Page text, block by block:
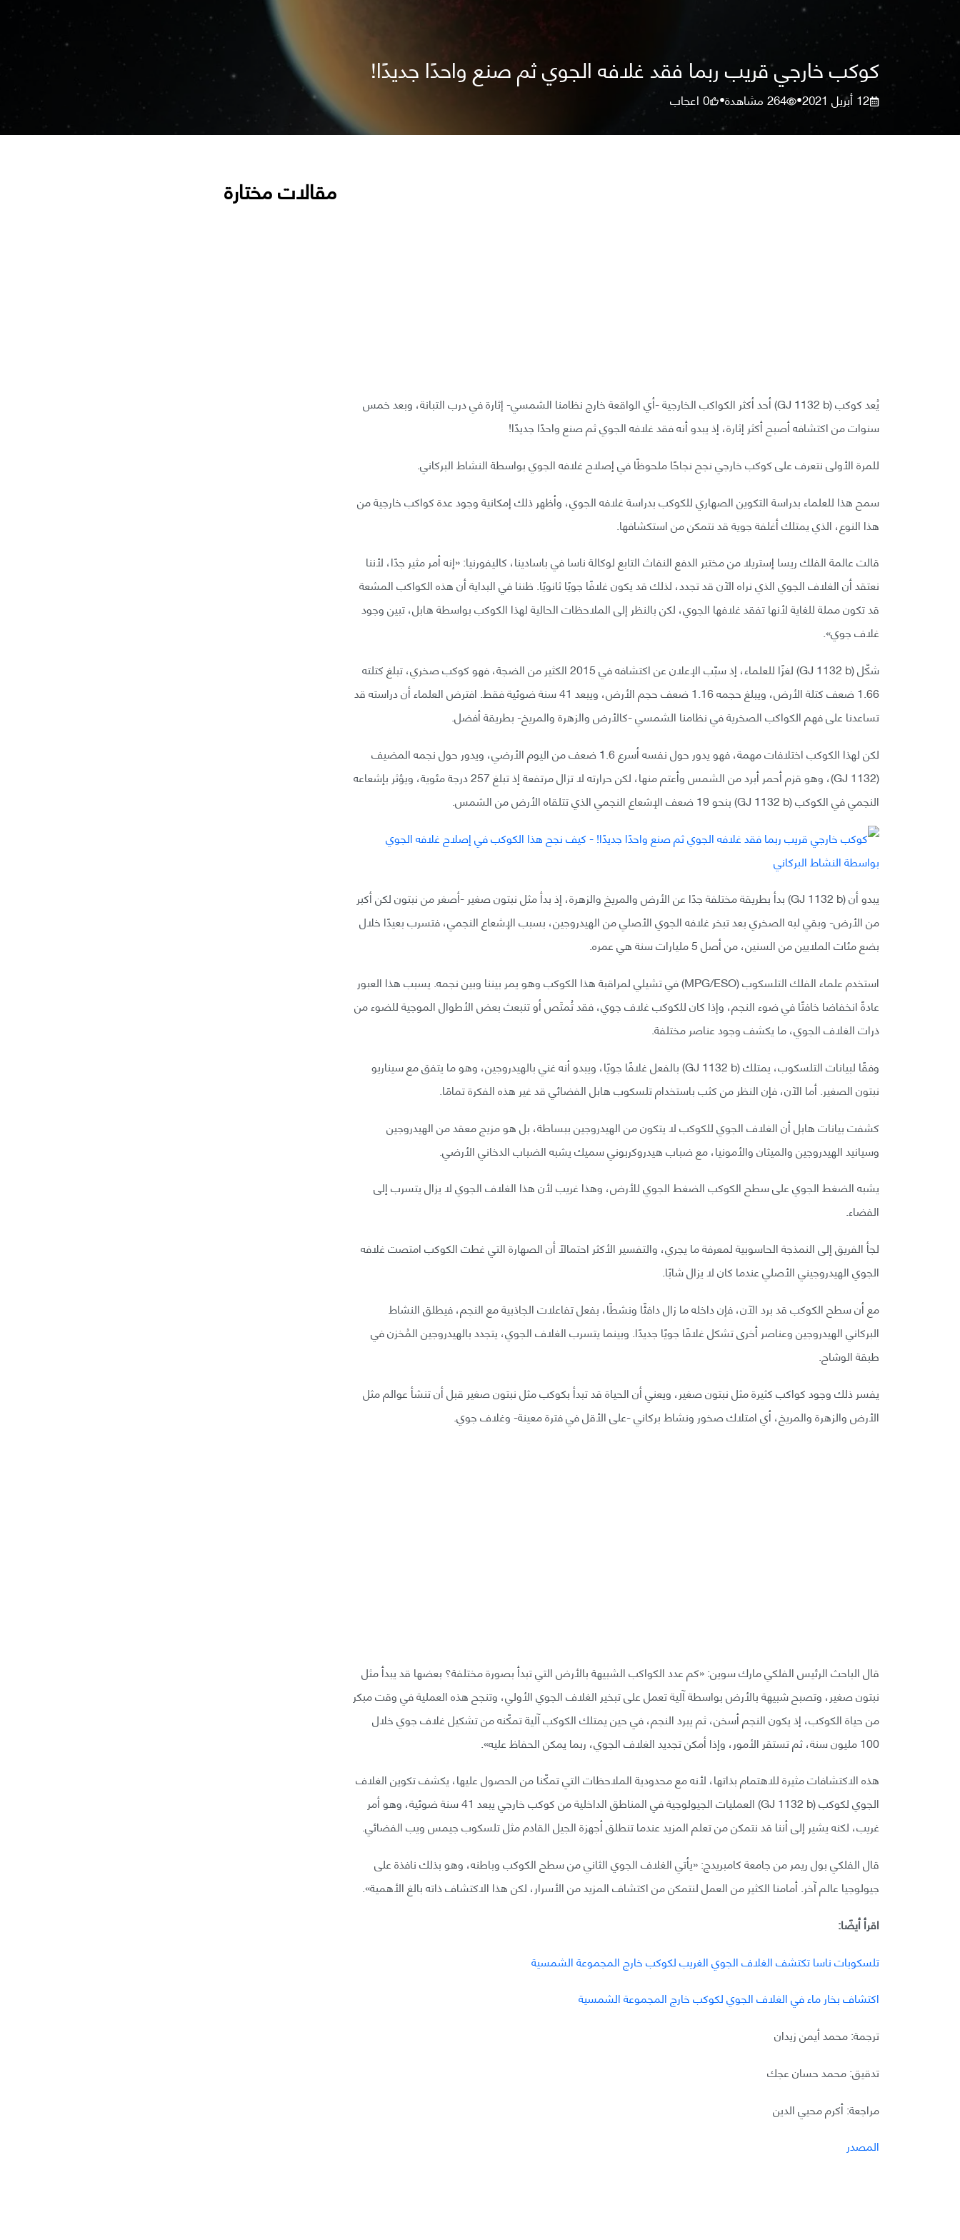
كوكب خارجي قريب ربما فقد غلافه الجوي ثم صنع واحدًا جديدًا!
12 أبريل 2021 •
264مشاهدة•
0اعجاب
يُعد كوكب (GJ 1132 b) أحد أكثر الكواكب الخارجية -أي الواقعة خارج نظامنا الشمسي- إثارة في درب التبانة، وبعد خمس
سنوات من اكتشافه أصبح أكثر إثارة، إذ يبدو أنه فقد غلافه الجوي ثم صنع واحدًا جديدًا!
للمرة الأولى نتعرف على كوكب خارجي نجح نجاحًا ملحوظًا في إصلاح غلافه الجوي بواسطة النشاط البركاني.
سمح هذا للعلماء بدراسة التكوين الصهاري للكوكب بدراسة غلافه الجوي، وأظهر ذلك إمكانية وجود عدة كواكب خارجية من
هذا النوع، الذي يمتلك أغلفة جوية قد نتمكن من استكشافها.
قالت عالمة الفلك ريسا إستريلا من مختبر الدفع النفاث التابع لوكالة ناسا في باسادينا، كاليفورنيا: «إنه أمر مثير جدًا، لأننا
نعتقد أن الغلاف الجوي الذي نراه الآن قد تجدد، لذلك قد يكون غلافًا جويًا ثانويًا. ظننا في البداية أن هذه الكواكب المشعة
قد تكون مملة للغاية لأنها تفقد غلافها الجوي، لكن بالنظر إلى الملاحظات الحالية لهذا الكوكب بواسطة هابل، تبين وجود
غلاف جوي».
شكّل (GJ 1132 b) لغزًا للعلماء، إذ سبّب الإعلان عن اكتشافه في 2015 الكثير من الضجة، فهو كوكب صخري، تبلغ كتلته
1.66 ضعف كتلة الأرض، ويبلغ حجمه 1.16 ضعف حجم الأرض، ويبعد 41 سنة ضوئية فقط. افترض العلماء أن دراسته قد
تساعدنا على فهم الكواكب الصخرية في نظامنا الشمسي -كالأرض والزهرة والمريخ- بطريقة أفضل.
لكن لهذا الكوكب اختلافات مهمة، فهو يدور حول نفسه أسرع 1.6 ضعف من اليوم الأرضي، ويدور حول نجمه المضيف
(GJ 1132)، وهو قزم أحمر أبرد من الشمس وأعتم منها، لكن حرارته لا تزال مرتفعة إذ تبلغ 257 درجة مئوية، ويؤثر بإشعاعه
النجمي في الكوكب (GJ 1132 b) بنحو 19 ضعف الإشعاع النجمي الذي تتلقاه الأرض من الشمس.
يبدو أن (GJ 1132 b) بدأ بطريقة مختلفة جدًا عن الأرض والمريخ والزهرة، إذ بدأ مثل نبتون صغير -أصغر من نبتون لكن أكبر
من الأرض- وبقي لبه الصخري بعد تبخر غلافه الجوي الأصلي من الهيدروجين، بسبب الإشعاع النجمي، فتسرب بعيدًا خلال
بضع مئات الملايين من السنين، من أصل 5 مليارات سنة هي عمره.
استخدم علماء الفلك التلسكوب (MPG/ESO) في تشيلي لمراقبة هذا الكوكب وهو يمر بيننا وبين نجمه. يسبب هذا العبور
عادةً انخفاضا خافتًا في ضوء النجم، وإذا كان للكوكب غلاف جوي، فقد تُمتَص أو تنبعث بعض الأطوال الموجية للضوء من
ذرات الغلاف الجوي، ما يكشف وجود عناصر مختلفة.
وفقًا لبيانات التلسكوب، يمتلك (GJ 1132 b) بالفعل غلافًا جويًا، ويبدو أنه غني بالهيدروجين، وهو ما يتفق مع سيناريو
نبتون الصغير. أما الآن، فإن النظر من كثب باستخدام تلسكوب هابل الفضائي قد غير هذه الفكرة تمامًا.
كشفت بيانات هابل أن الغلاف الجوي للكوكب لا يتكون من الهيدروجين ببساطة، بل هو مزيج معقد من الهيدروجين
وسيانيد الهيدروجين والميثان والأمونيا، مع ضباب هيدروكربوني سميك يشبه الضباب الدخاني الأرضي.
يشبه الضغط الجوي على سطح الكوكب الضغط الجوي للأرض، وهذا غريب لأن هذا الغلاف الجوي لا يزال يتسرب إلى
الفضاء.
لجأ الفريق إلى النمذجة الحاسوبية لمعرفة ما يجري، والتفسير الأكثر احتمالًا أن الصهارة التي غطت الكوكب امتصت غلافه
الجوي الهيدروجيني الأصلي عندما كان لا يزال شابًا.
مع أن سطح الكوكب قد برد الآن، فإن داخله ما زال دافئًا ونشطًا، بفعل تفاعلات الجاذبية مع النجم، فيطلق النشاط
البركاني الهيدروجين وعناصر أخرى تشكل غلافًا جويًا جديدًا. وبينما يتسرب الغلاف الجوي، يتجدد بالهيدروجين المُخزن في
طبقة الوشاح.
يفسر ذلك وجود كواكب كثيرة مثل نبتون صغير، ويعني أن الحياة قد تبدأ بكوكب مثل نبتون صغير قبل أن تنشأ عوالم مثل
الأرض والزهرة والمريخ، أي امتلاك صخور ونشاط بركاني -على الأقل في فترة معينة- وغلاف جوي.
قال الباحث الرئيس الفلكي مارك سوين: «كم عدد الكواكب الشبيهة بالأرض التي تبدأ بصورة مختلفة؟ بعضها قد يبدأ مثل
نبتون صغير، وتصبح شبيهة بالأرض بواسطة آلية تعمل على تبخير الغلاف الجوي الأولي، وتنجح هذه العملية في وقت مبكر
من حياة الكوكب، إذ يكون النجم أسخن، ثم يبرد النجم، في حين يمتلك الكوكب آلية تمكّنه من تشكيل غلاف جوي خلال
100 مليون سنة، ثم تستقر الأمور، وإذا أمكن تجديد الغلاف الجوي، ربما يمكن الحفاظ عليه».
هذه الاكتشافات مثيرة للاهتمام بذاتها، لأنه مع محدودية الملاحظات التي تمكّنا من الحصول عليها، يكشف تكوين الغلاف
الجوي لكوكب (GJ 1132 b) العمليات الجيولوجية في المناطق الداخلية من كوكب خارجي يبعد 41 سنة ضوئية، وهو أمر
غريب، لكنه يشير إلى أننا قد نتمكن من تعلم المزيد عندما تنطلق أجهزة الجيل القادم مثل تلسكوب جيمس ويب الفضائي.
قال الفلكي بول ريمر من جامعة كامبريدج: «يأتي الغلاف الجوي الثاني من سطح الكوكب وباطنه، وهو بذلك نافذة على
جيولوجيا عالم آخر. أمامنا الكثير من العمل لنتمكن من اكتشاف المزيد من الأسرار، لكن هذا الاكتشاف ذاته بالغ الأهمية».
اقرأ أيضًا:
تلسكوبات ناسا تكتشف الغلاف الجوي الغريب لكوكب خارج المجموعة الشمسية
اكتشاف بخار ماء في الغلاف الجوي لكوكب خارج المجموعة الشمسية
ترجمة: محمد أيمن زيدان
تدقيق: محمد حسان عجك
مراجعة: أكرم محيي الدين
المصدر
مقالات مختارة